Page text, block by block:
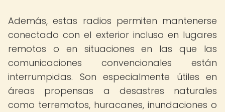
Además, estas radios permiten mantenerse
conectado con el exterior incluso en lugares
remotos o en situaciones en las que las
comunicaciones convencionales están
interrumpidas. Son especialmente útiles en
áreas propensas a desastres naturales
como terremotos, huracanes, inundaciones o